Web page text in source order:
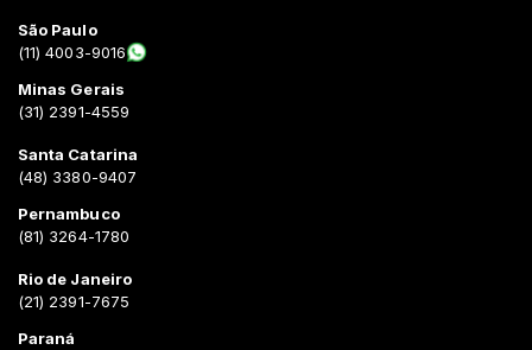
São Paulo
(11) 4003-9016
Minas Gerais
(31) 2391-4559
Santa Catarina
(48) 3380-9407
Pernambuco
(81) 3264-1780
Rio de Janeiro
(21) 2391-7675
Paraná